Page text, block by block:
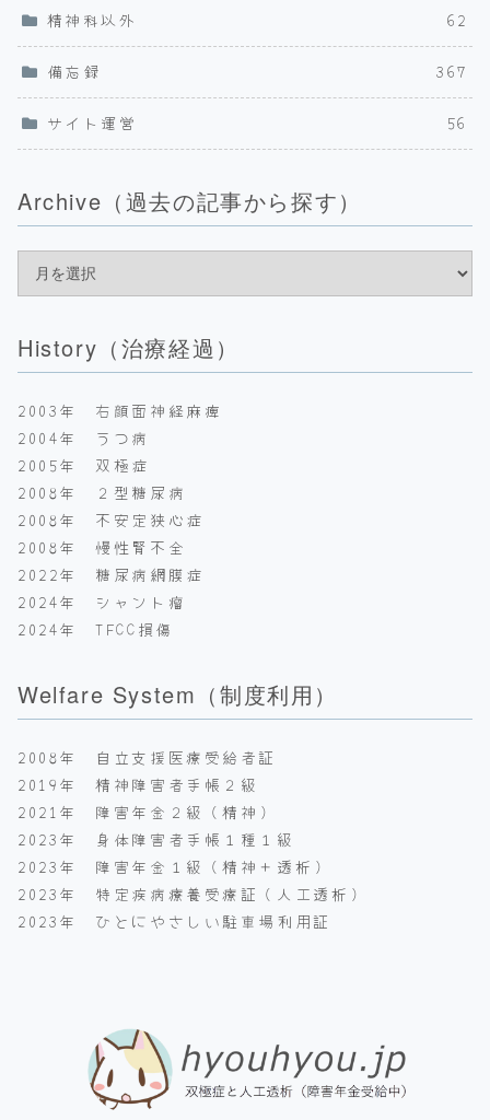
精神科以外 62
備忘録 367
サイト運営 56
Archive（過去の記事から探す）
History（治療経過）
2003年 右顔面神経麻痺
2004年 うつ病
2005年 双極症
2008年 ２型糖尿病
2008年 不安定狭心症
2008年 慢性腎不全
2022年 糖尿病網膜症
2024年 シャント瘤
2024年 TFCC損傷
Welfare System（制度利用）
2008年 自立支援医療受給者証
2019年 精神障害者手帳２級
2021年 障害年金２級（精神）
2023年 身体障害者手帳１種１級
2023年 障害年金１級（精神＋透析）
2023年 特定疾病療養受療証（人工透析）
2023年 ひとにやさしい駐車場利用証